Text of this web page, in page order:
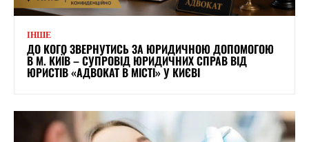
ІНШЕ
ДО КОГО ЗВЕРНУТИСЬ ЗА ЮРИДИЧНОЮ ДОПОМОГОЮ
В М. КИЇВ – СУПРОВІД ЮРИДИЧНИХ СПРАВ ВІД
ЮРИСТІВ «АДВОКАТ В МІСТІ» У КИЄВІ